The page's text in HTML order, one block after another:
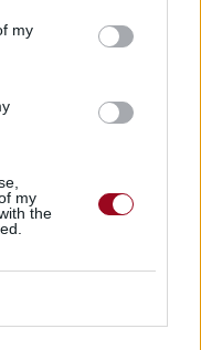
my
my
the
:
chez
trouver le CD sur
ou une partition au